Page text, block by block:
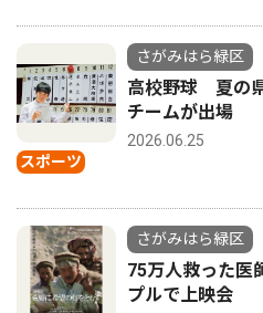
スポーツ
さがみはら緑区
高校野球 夏の
チームが出場
2026.06.25
さがみはら緑区
75万人救った
プルで上映会